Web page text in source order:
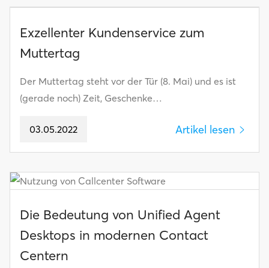
Exzellenter Kundenservice zum
Muttertag
Der Muttertag steht vor der Tür (8. Mai) und es ist
(gerade noch) Zeit, Geschenke…
03.05.2022 Artikel lesen
Die Bedeutung von Unified Agent
Desktops in modernen Contact
Centern